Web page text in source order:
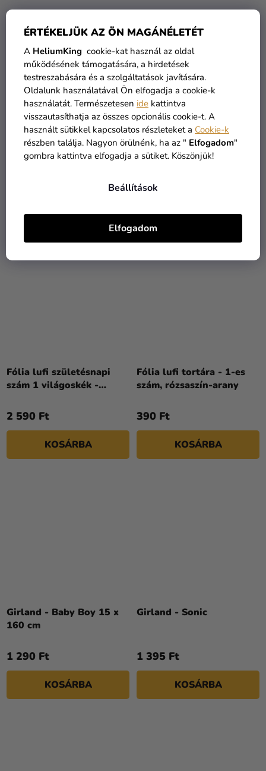
ÉRTÉKELJÜK AZ ÖN MAGÁNÉLETÉT
A HeliumKing cookie-kat használ az oldal
működésének támogatására, a hirdetések
testreszabására és a szolgáltatások javítására.
Oldalunk használatával Ön elfogadja a cookie-k
használatát. Természetesen ide kattintva
visszautasíthatja az összes opcionális cookie-t. A
használt sütikkel kapcsolatos részleteket a Cookie-k
részben találja. Nagyon örülnénk, ha az " Elfogadom"
gombra kattintva elfogadja a sütiket. Köszönjük!
Beállítások
Elfogadom
Fólia lufi - One arany 66
x 37 cm
Fólia lufi születésnapi
szám 1 - Peppa Malac 66
cm
Fólia lufi születésnapi
szám 1 világoskék -
2 590 Ft
KOSÁRBA
Fólia lufi tortára - 1-es
szám, rózsaszín-arany
390 Ft
KOSÁRBA
Girland - Baby Boy 15 x
160 cm
1 290 Ft
KOSÁRBA
Girland - Sonic
1 395 Ft
KOSÁRBA